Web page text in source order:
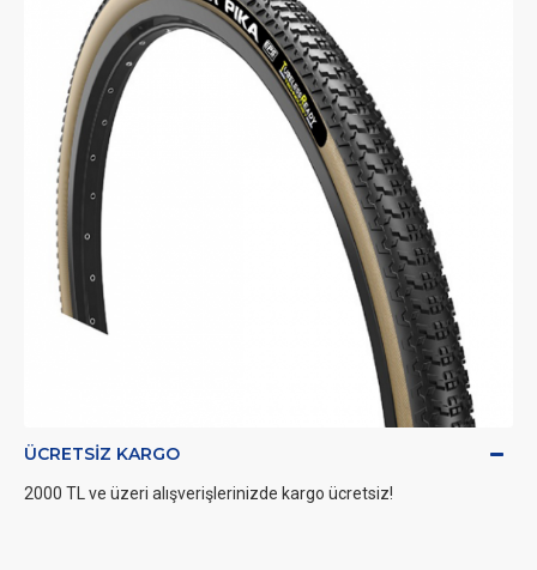
ÜCRETSIZ KARGO
2000 TL ve üzeri alışverişlerinizde kargo ücretsiz!